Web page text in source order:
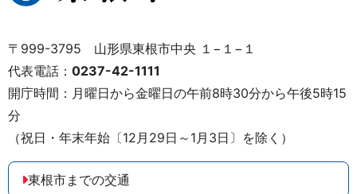
〒999-3795 山形県東根市中央 １−１−１
代表電話： 0237-42-1111
開庁時間：月曜日から金曜日の午前8時30分から午後5時15
分
（祝日・年末年始〔12月29日～1月3日〕を除く）
東根市までの交通